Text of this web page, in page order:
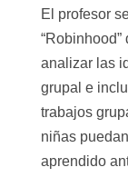
El profesor
analizar las
grupal e
trabajos
niñas
aprendido